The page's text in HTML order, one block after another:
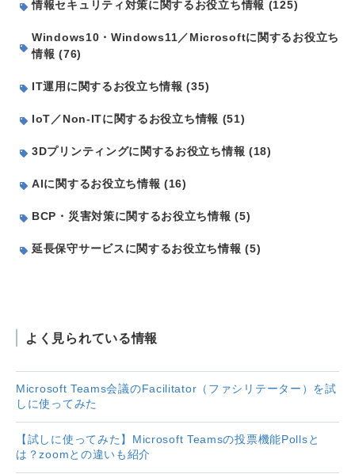
情報セキュリティ対策に関するお役立ち情報 (125)
Windows10・Windows11／Microsoftに関するお役立ち
情報 (76)
IT運用に関するお役立ち情報 (35)
IoT／Non-ITに関するお役立ち情報 (51)
3Dプリンティングに関するお役立ち情報 (18)
AIに関するお役立ち情報 (16)
BCP・災害対策に関するお役立ち情報 (5)
延長保守サービスに関するお役立ち情報 (5)
よく見られている情報
Microsoft Teams会議のFacilitator（ファシリテーター）を試
しに使ってみた
【試しに使ってみた】Microsoft Teamsの投票機能Pollsと
は？zoomとの違いも紹介